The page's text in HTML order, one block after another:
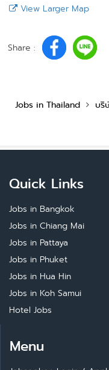
View Larger Map
Share :
Jobs in Thailand บริ
Quick Links
Jobs in Bangkok
Jobs in Chiang Mai
Jobs in Pattaya
Jobs in Phuket
Jobs in Hua Hin
Jobs in Koh Samui
Hotel Jobs
Menu